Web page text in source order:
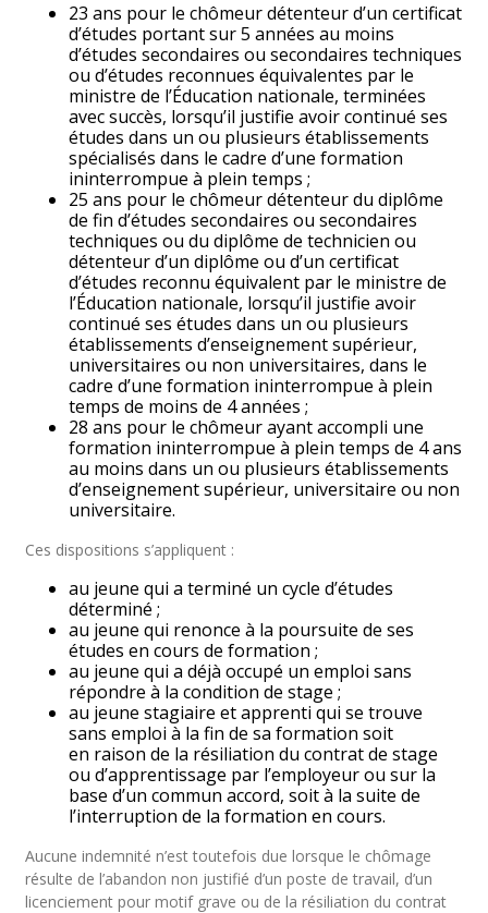
23 ans pour le chômeur détenteur d’un certificat
d’études portant sur 5 années au moins
d’études secondaires ou secondaires techniques
ou d’études reconnues équivalentes par le
ministre de l’Éducation nationale, terminées
avec succès, lorsqu’il justifie avoir continué ses
études dans un ou plusieurs établissements
spécialisés dans le cadre d’une formation
ininterrompue à plein temps ;
25 ans pour le chômeur détenteur du diplôme
de fin d’études secondaires ou secondaires
techniques ou du diplôme de technicien ou
détenteur d’un diplôme ou d’un certificat
d’études reconnu équivalent par le ministre de
l’Éducation nationale, lorsqu’il justifie avoir
continué ses études dans un ou plusieurs
établissements d’enseignement supérieur,
universitaires ou non universitaires, dans le
cadre d’une formation ininterrompue à plein
temps de moins de 4 années ;
28 ans pour le chômeur ayant accompli une
formation ininterrompue à plein temps de 4 ans
au moins dans un ou plusieurs établissements
d’enseignement supérieur, universitaire ou non
universitaire.
Ces dispositions s’appliquent :
au jeune qui a terminé un cycle d’études
déterminé ;
au jeune qui renonce à la poursuite de ses
études en cours de formation ;
au jeune qui a déjà occupé un emploi sans
répondre à la condition de stage ;
au jeune stagiaire et apprenti qui se trouve
sans emploi à la fin de sa formation soit
en raison de la résiliation du contrat de stage
ou d’apprentissage par l’employeur ou sur la
base d’un commun accord, soit à la suite de
l’interruption de la formation en cours.
Aucune indemnité n’est toutefois due lorsque le chômage
résulte de l’abandon non justifié d’un poste de travail, d’un
licenciement pour motif grave ou de la résiliation du contrat